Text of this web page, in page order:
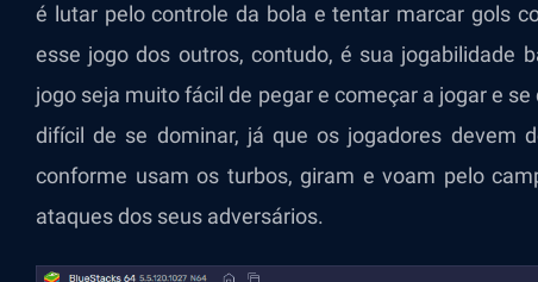
é lutar pelo controle da bola e tentar marcar gols
esse jogo dos outros, contudo, é sua jogabilidade
jogo seja muito fácil de pegar e começar a jogar e
difícil de se dominar, já que os jogadores devem
conforme usam os turbos, giram e voam pelo
ataques dos seus adversários.